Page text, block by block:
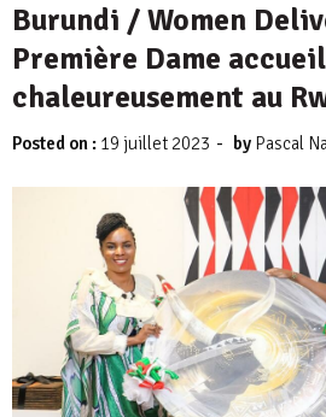
Burundi / Women
Première Dame
chaleureusement au
Posted on : 19 juillet 2023 - by Pascal